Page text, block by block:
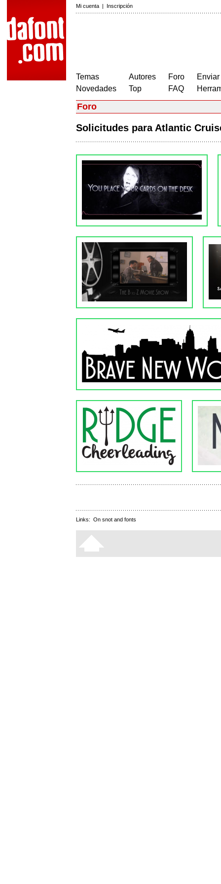
Mi cuenta | Inscripción
Temas
Novedades
Autores
Top
Foro
FAQ
Foro
Solicitudes para Atlantic
Links: On snot and fonts